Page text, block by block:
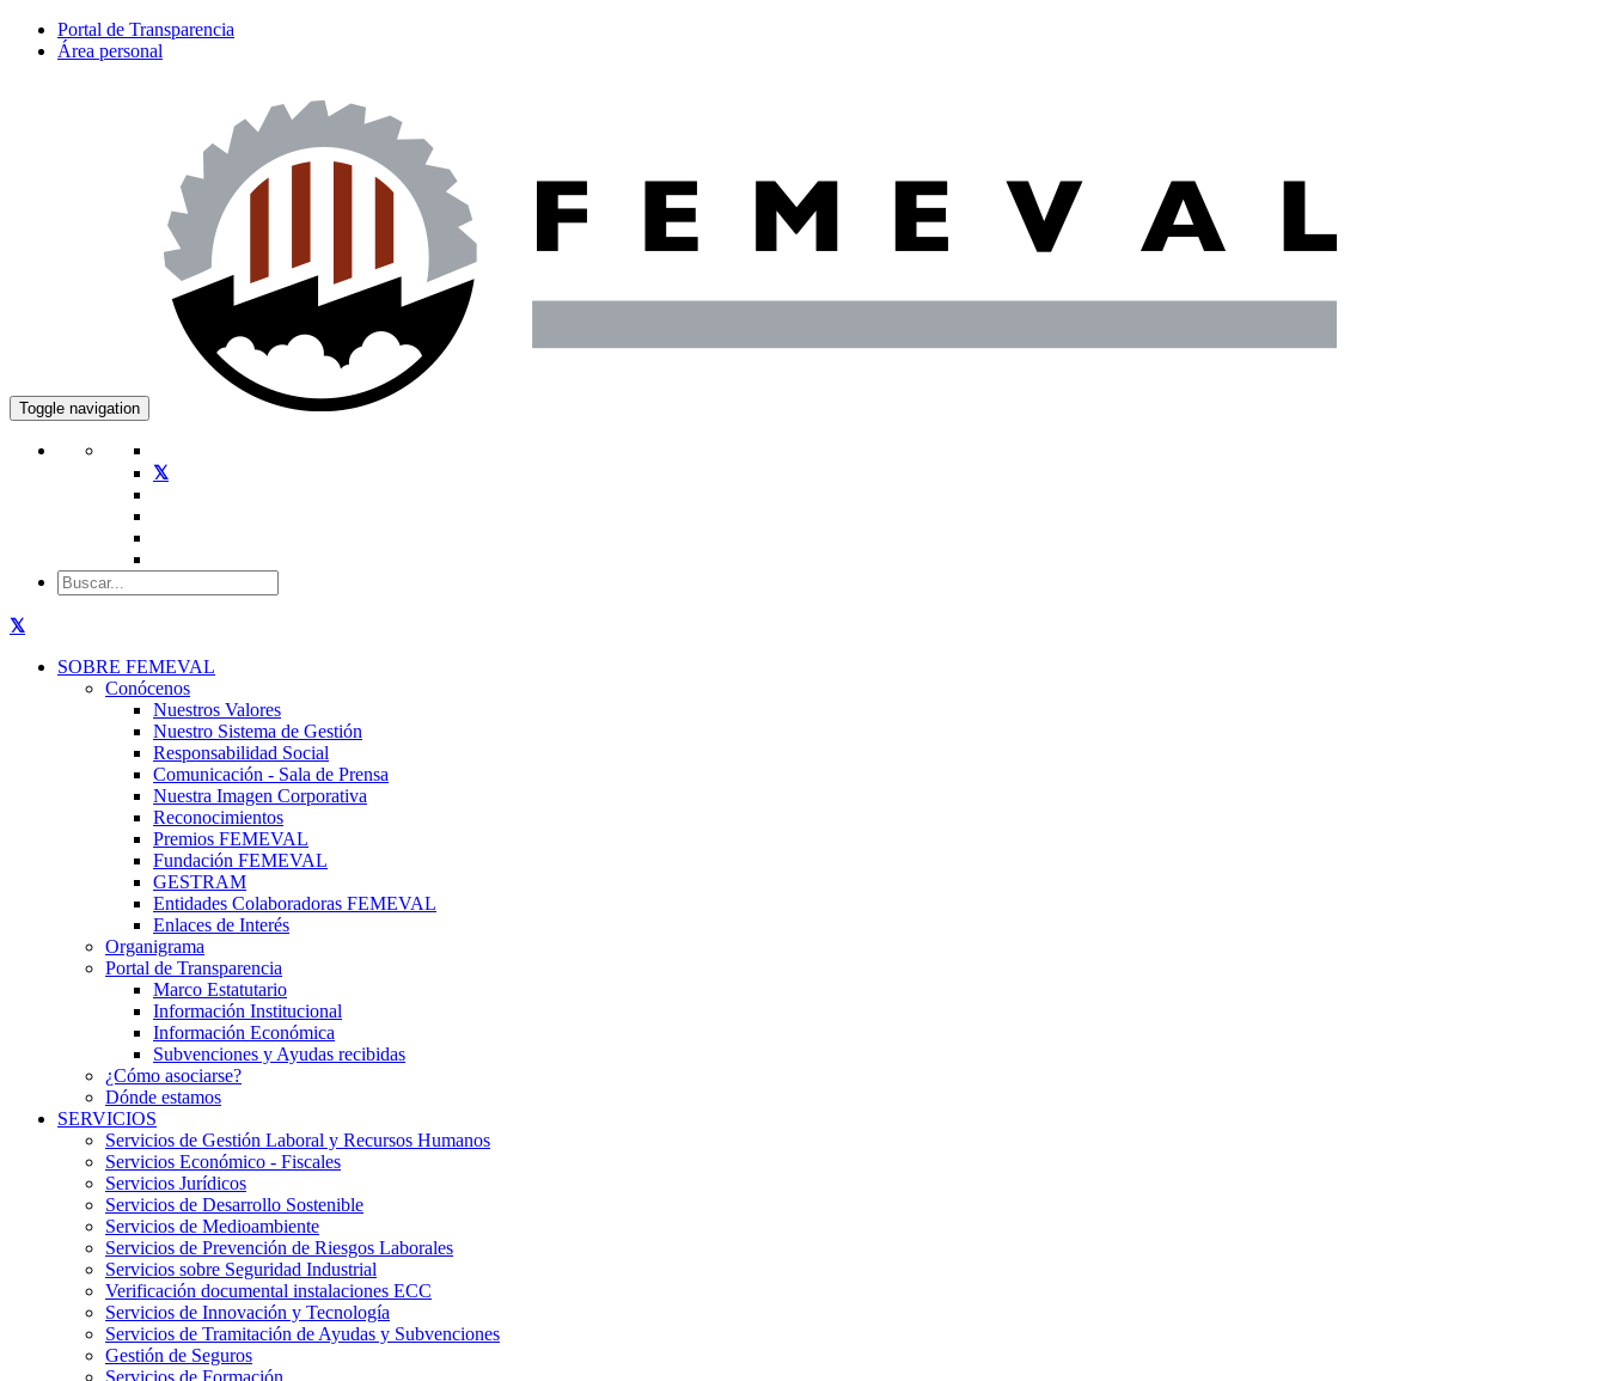
Portal de Transparencia
Área personal
Toggle navigation
SOBRE FEMEVAL
Conócenos
Nuestros Valores
Nuestro Sistema de Gestión
Responsabilidad Social
Comunicación - Sala de Prensa
Nuestra Imagen Corporativa
Reconocimientos
Premios FEMEVAL
Fundación FEMEVAL
GESTRAM
Entidades Colaboradoras FEMEVAL
Enlaces de Interés
Organigrama
Portal de Transparencia
Marco Estatutario
Información Institucional
Información Económica
Subvenciones y Ayudas recibidas
¿Cómo asociarse?
Dónde estamos
SERVICIOS
Servicios de Gestión Laboral y Recursos Humanos
Servicios Económico - Fiscales
Servicios Jurídicos
Servicios de Desarrollo Sostenible
Servicios de Medioambiente
Servicios de Prevención de Riesgos Laborales
Servicios sobre Seguridad Industrial
Verificación documental instalaciones ECC
Servicios de Innovación y Tecnología
Servicios de Tramitación de Ayudas y Subvenciones
Gestión de Seguros
Servicios de Formación